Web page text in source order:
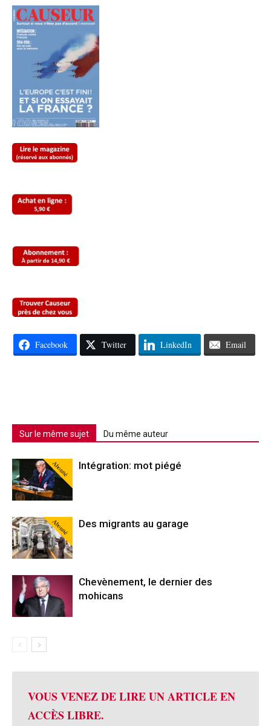
Facebook Twitter LinkedIn Email
Sur le même sujet Du même auteur
Abonné Intégration: mot piégé
Abonné Des migrants au garage
Chevènement, le dernier des
mohicans
VOUS VENEZ DE LIRE UN ARTICLE EN
ACCÈS LIBRE.